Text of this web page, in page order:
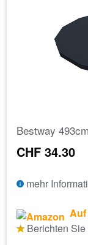
Bestway
CHF 34.30
mehr
Auf
Berichten Sie